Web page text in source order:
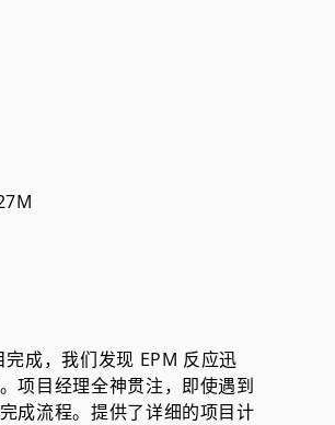
成，我们发现 EPM 反应迅
项目经理全神贯注，即使遇到
成流程。提供了详细的项目计